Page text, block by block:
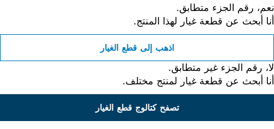
رقم الجزء متطابق.
أبحث عن قطعة غيار لهذا المنتج.
اذهب إلى قطع الغيار
رقم الجزء غير متطابق.
أبحث عن قطعة غيار لمنتج مختلف.
تصفح كتالوج قطع الغيار